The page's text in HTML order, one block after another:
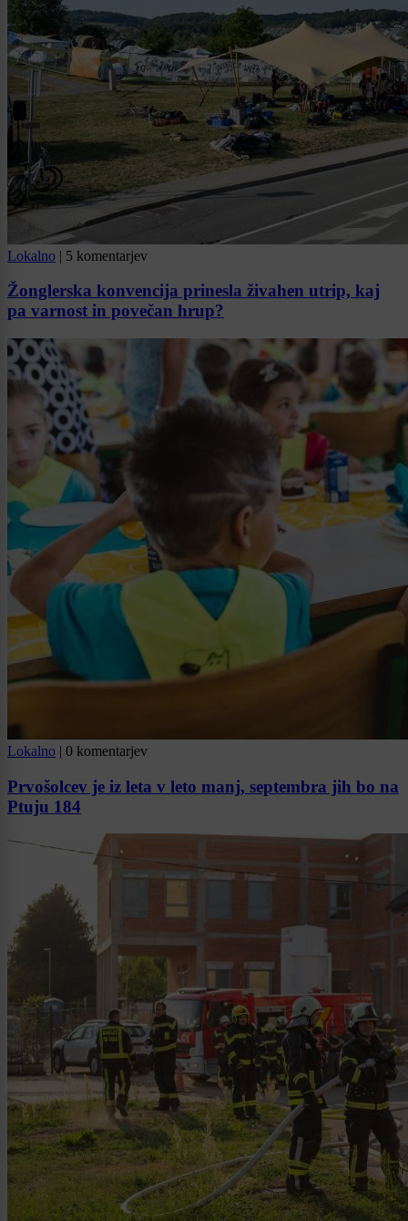
Lokalno | 5 komentarjev
Žonglerska konvencija prinesla živahen utrip, kaj
pa varnost in povečan hrup?
Lokalno | 0 komentarjev
Prvošolcev je iz leta v leto manj, septembra jih bo na
Ptuju 184